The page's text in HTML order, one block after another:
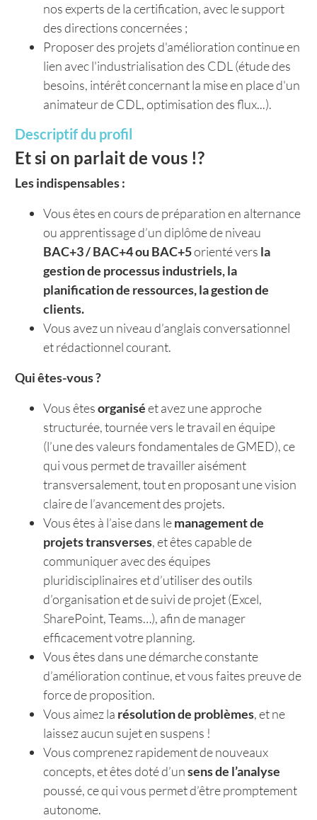
nos experts de la certification, avec le support
des directions concernées ;
Proposer des projets d'amélioration continue en
lien avec l'industrialisation des CDL (étude des
besoins, intérêt concernant la mise en place d'un
animateur de CDL, optimisation des flux...).
Descriptif du profil
Et si on parlait de vous !?
Les indispensables :
Vous êtes en cours de préparation en alternance
ou apprentissage d’un diplôme de niveau
BAC+3 / BAC+4 ou BAC+5orienté vers la
gestion de processus industriels, la
planification de ressources, la gestion de
clients.
Vous avez un niveau d’anglais conversationnel
et rédactionnel courant.
Qui êtes-vous ?
Vous êtesorganiséet avez une approche
structurée, tournée vers le travail en équipe
(l’une des valeurs fondamentales de GMED), ce
qui vous permet de travailler aisément
transversalement, tout en proposant une vision
claire de l’avancement des projets.
Vous êtes à l’aise dans lemanagement de
projets transverses, et êtes capable de
communiquer avec des équipes
pluridisciplinaires et d’utiliser des outils
d’organisation et de suivi de projet (Excel,
SharePoint, Teams…), afin de manager
efficacement votre planning.
Vous êtes dans une démarche constante
d’amélioration continue, et vous faites preuve de
force de proposition.
Vous aimez la résolution de problèmes, et ne
laissez aucun sujet en suspens !
Vous comprenez rapidement de nouveaux
concepts, et êtes doté d’unsens de l’analyse
poussé, ce qui vous permet d’être promptement
autonome.